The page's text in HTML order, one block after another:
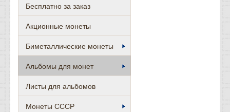
Бесплатно за заказ
Акционные монеты
Биметаллические монеты
Альбомы для монет
Листы для альбомов
Монеты СССР